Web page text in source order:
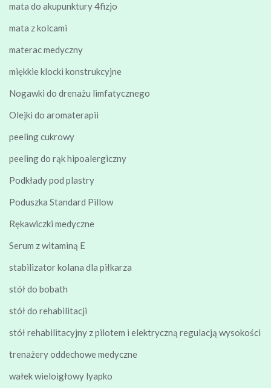
mata do akupunktury 4fizjo
mata z kolcami
materac medyczny
miękkie klocki konstrukcyjne
Nogawki do drenażu limfatycznego
Olejki do aromaterapii
peeling cukrowy
peeling do rąk hipoalergiczny
Podkłady pod plastry
Poduszka Standard Pillow
Rękawiczki medyczne
Serum z witaminą E
stabilizator kolana dla piłkarza
stół do bobath
stół do rehabilitacji
stół rehabilitacyjny z pilotem i elektryczną regulacją wysokości
trenażery oddechowe medyczne
wałek wieloigłowy lyapko